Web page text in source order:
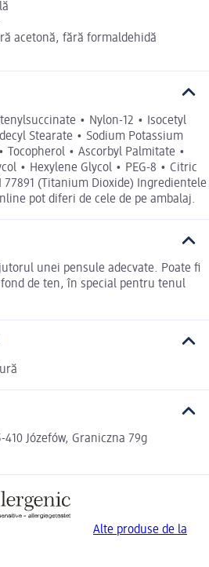
acetonă, fără formaldehidă
• Nylon-12 • Isocetyl
Stearate • Sodium Potassium
Tocopherol • Ascorbyl Palmitate •
• Hexylene Glycol • PEG-8 • Citric
(Titanium Dioxide) Ingredientele
pot diferi de cele de pe ambalaj.
unei pensule adecvate. Poate fi
de ten, în special pentru tenul
Józefów, Graniczna 79g
Alte produse de la